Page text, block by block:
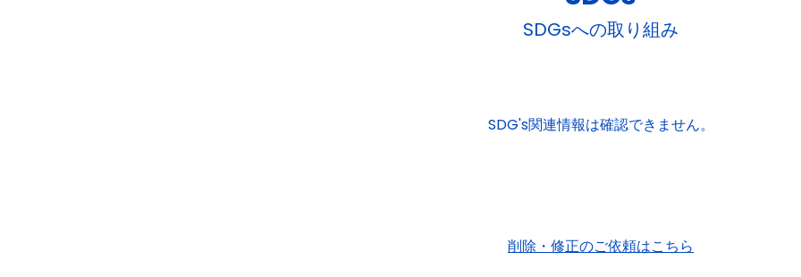
SDGsへの取り組み
SDG's関連情報は確認できません。
削除・修正のご依頼はこちら